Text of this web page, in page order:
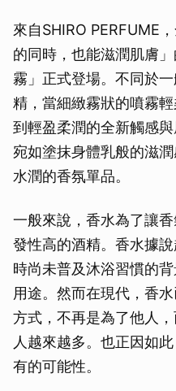
來自SHIRO PERFUME
的同時，也能滋潤肌膚
霧」正式登場。不同於
精，當細緻霧狀的噴霧
到輕盈柔潤的全新觸感
宛如塗抹身體乳般的滋
水潤的香氛單品。
一般來說，香水為了讓
發性高的酒精。香水據
時尚未普及沐浴習慣的
用途。然而在現代，香
方式，不再是為了他人
人越來越多。也正因如
有的可能性。